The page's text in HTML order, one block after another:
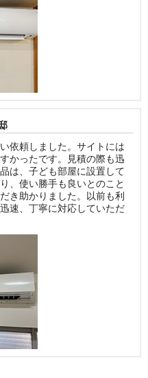
依頼しました。サイトには
かったです。見積の際も迅
は、子ども部屋に設置して
、使い勝手も良いとのこと
き助かりました。以前も利
速、丁寧に対応していただ